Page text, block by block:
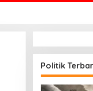
Politik